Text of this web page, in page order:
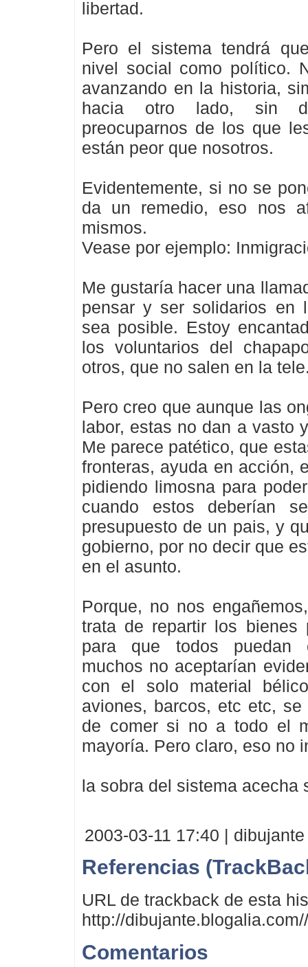
libertad.
Pero el sistema tendrá
nivel social como político.
avanzando en la historia,
hacia otro lado, sin
preocuparnos de los que
están peor que nosotros.
Evidentemente, si no se
da un remedio, eso nos
mismos.
Vease por ejemplo:
Me gustaría hacer una
pensar y ser solidarios en
sea posible. Estoy
los voluntarios del
otros, que no salen en la
Pero creo que aunque las
labor, estas no dan a vasto
Me parece patético, que
fronteras, ayuda en acción,
pidiendo limosna para
cuando estos deberían
presupuesto de un pais, y
gobierno, por no decir que
en el asunto.
Porque, no nos
trata de repartir los bienes
para que todos puedan
muchos no aceptarían
con el solo material
aviones, barcos, etc etc,
de comer si no a todo el
mayoría. Pero claro, eso no
la sobra del sistema acecha
2003-03-11 17:40 |
Referencias
URL de trackback de esta
http://
Comentarios